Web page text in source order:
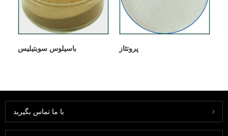
باسیلوس سوبتیلیس پروتئاز
با ما تماس بگیرید